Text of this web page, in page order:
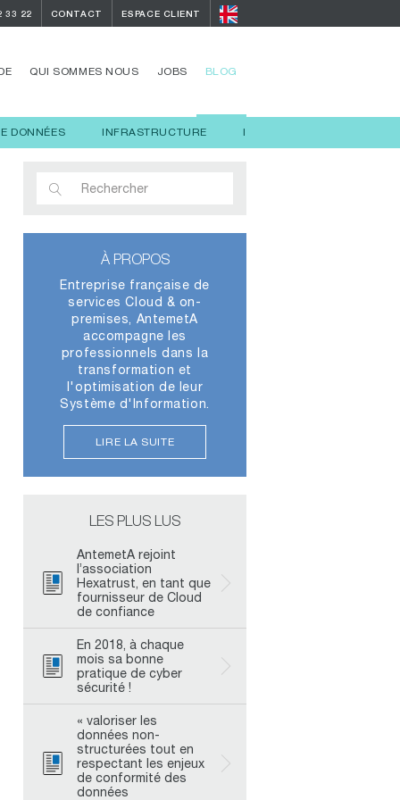
33 22 CONTACT ESPACE CLIENT
QUI SOMMES NOUS JOBS BLOG
DONNÉES INFRASTRUCTURE INTELLIGENCE
À PROPOS
Entreprise française de
services Cloud & on-
premises, AntemetA
accompagne les
professionnels dans la
transformation et
l'optimisation de leur
Système d'Information.
LIRE LA SUITE
LES PLUS LUS
AntemetA rejoint
l’association
Hexatrust, en tant que
fournisseur de Cloud
de confiance
En 2018, à chaque
mois sa bonne
pratique de cyber
sécurité !
« valoriser les
données non-
structurées tout en
respectant les enjeux
de conformité des
données